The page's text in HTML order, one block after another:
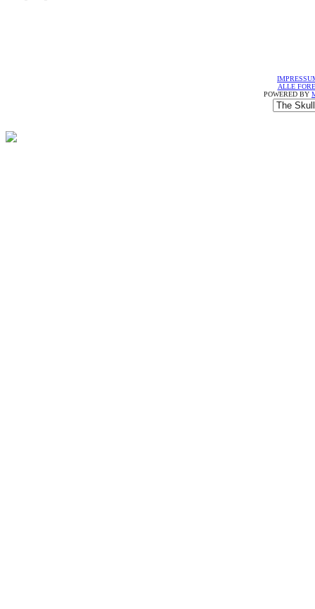
ALLE
POWERED BY